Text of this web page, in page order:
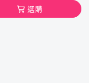
選購